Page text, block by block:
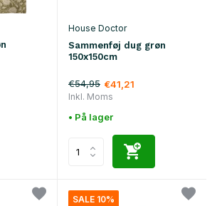
House Doctor
Sammenføj dug grøn
150x150cm
€54,95 €41,21
Inkl. Moms
• På lager
SALE 10%